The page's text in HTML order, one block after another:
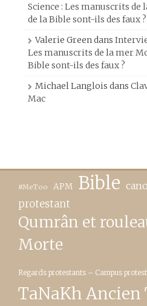
Science : Les manuscrits de
de la Bible sont-ils des faux ?
Valerie Greendans
Les manuscrits de la mer
Bible sont-ils des faux ?
Michael Langlois dans
Mac
#MeToo APM Bible
protestant
Qumrân et
Morte
Regards protestants – Campus
TaNaKh Ancien